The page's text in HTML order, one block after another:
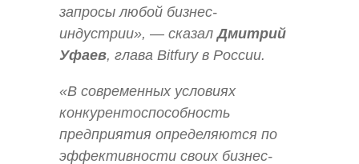
запросы любой бизнес-
индустрии», — сказалДмитрий
Уфаев, глава Bitfury в России.
«В современных условиях
конкурентоспособность
предприятия определяются по
эффективности своих бизнес-